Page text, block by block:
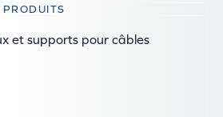
et supports pour câbles